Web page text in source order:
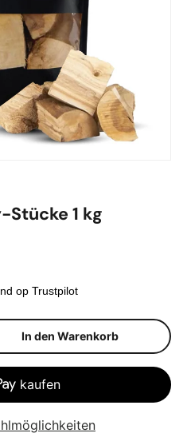
Stücke 1 kg
op Trustpilot
In den Warenkorb